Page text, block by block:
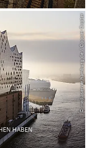
© mediaserver.hamburg.de / Cooper Copter
HABEN